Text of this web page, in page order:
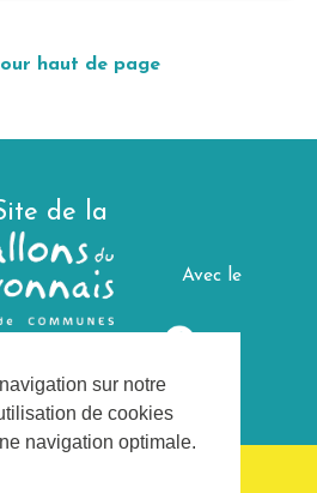
sur notre
de cookies
navigation optimale.
haut de page
de la
Avec le